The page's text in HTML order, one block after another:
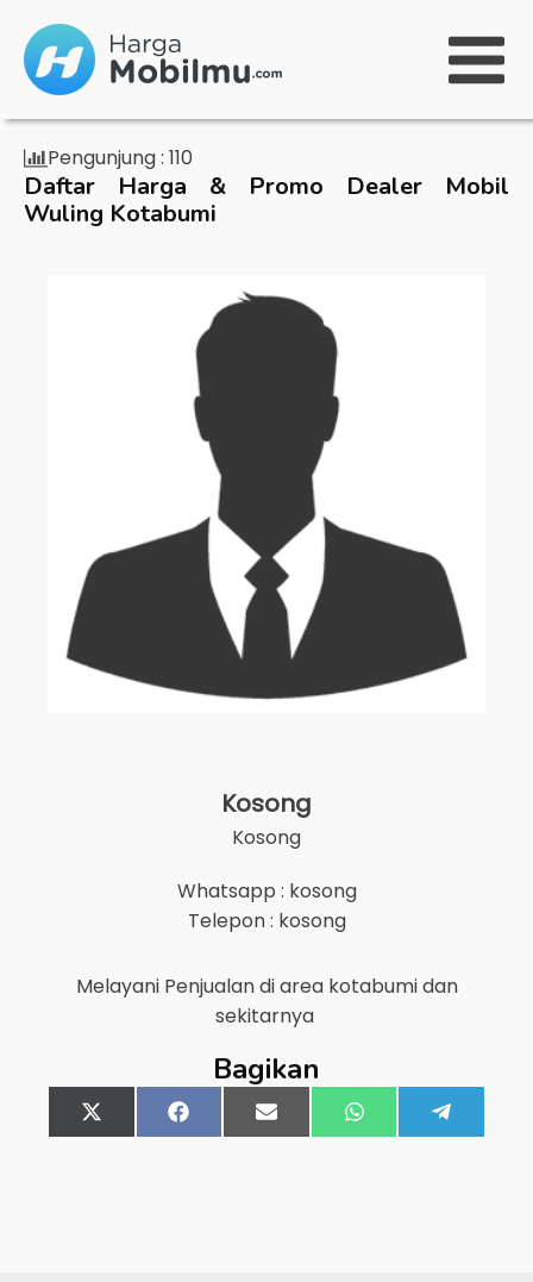
Pengunjung : 110
Daftar Harga & Promo Dealer Mobil
Wuling Kotabumi
Kosong
Kosong
Whatsapp : kosong
Telepon : kosong
Melayani Penjualan di area kotabumidan
sekitarnya
Bagikan
Share
on
X
(Twitter)
Share
on
FacebookShare
on
Email Share
on
WhatsApp
on